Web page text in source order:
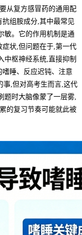
从复方感冒药的通用配
组胺成分,其中最常见
敏。它的作用机制是通
状,但问题在于,第一代
中枢神经系统,直接抑制
睡、反应迟钝、注意
事,但对高考生而言,这代
时大脑像蒙了一层雾,
的复习节奏可能就此被